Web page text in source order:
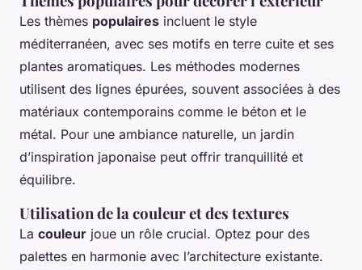
Les thèmes populaires incluent le style
méditerranéen, avec ses motifs en terre cuite et ses
plantes aromatiques. Les méthodes modernes
utilisent des lignes épurées, souvent associées à des
matériaux contemporains comme le béton et le
métal. Pour une ambiance naturelle, un jardin
d’inspiration japonaise peut offrir tranquillité et
équilibre.
Utilisation de la couleur et des textures
La couleur joue un rôle crucial. Optez pour des
palettes en harmonie avec l’architecture existante.